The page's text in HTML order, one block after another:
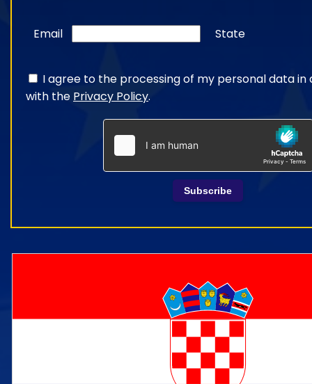
Email State
I agree to the processing of my personal data
with the Privacy Policy.
Subscribe